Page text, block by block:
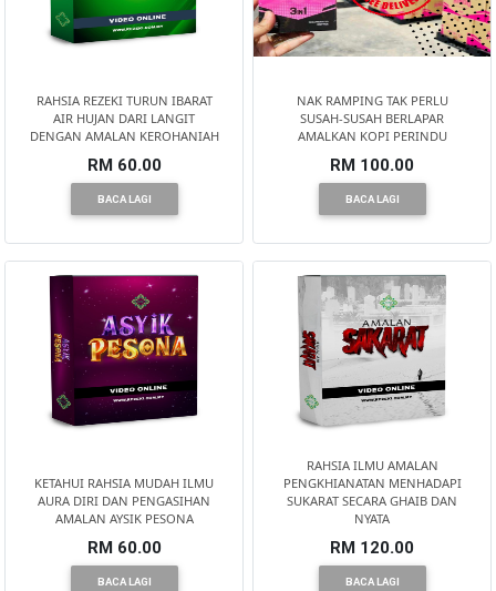
RAHSIA REZEKI TURUN IBARAT
AIR HUJAN DARI LANGIT
DENGAN AMALAN KEROHANIAH
RM 60.00
BACA LAGI
NAK RAMPING TAK PERLU
SUSAH-SUSAH BERLAPAR
AMALKAN KOPI PERINDU
RM 100.00
BACA LAGI
KETAHUI RAHSIA MUDAH ILMU
AURA DIRI DAN PENGASIHAN
AMALAN AYSIK PESONA
RM 60.00
BACA LAGI
RAHSIA ILMU AMALAN
PENGKHIANATAN MENHADAPI
SUKARAT SECARA GHAIB DAN
NYATA
RM 120.00
BACA LAGI
KEDAH(13)
TERENGGANU(12)
SABAH(0)
SARAWAK(2)
JOHOR(8)
MELAKA(53)
PENANG(2)
PERLIS(6)